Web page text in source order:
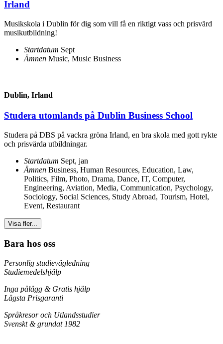
Irland
Musikskola i Dublin för dig som vill få en riktigt vass och prisvärd
musikutbildning!
Startdatum Sept
Ämnen Music, Music Business
Dublin, Irland
Studera utomlands på Dublin Business School
Studera på DBS på vackra gröna Irland, en bra skola med gott rykte
och prisvärda utbildningar.
Startdatum Sept, jan
Ämnen Business, Human Resources, Education, Law,
Politics, Film, Photo, Drama, Dance, IT, Computer,
Engineering, Aviation, Media, Communication, Psychology,
Sociology, Social Sciences, Study Abroad, Tourism, Hotel,
Event, Restaurant
Visa fler...
Bara hos oss
Personlig studievägledning
Studiemedelshjälp
Inga pålägg & Gratis hjälp
Lägsta Prisgaranti
Språkresor och Utlandsstudier
Svenskt & grundat 1982